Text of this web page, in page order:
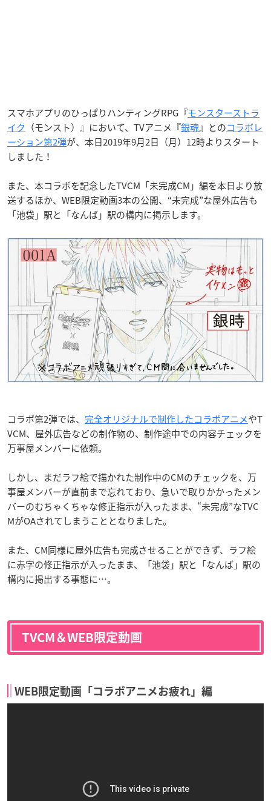
スマホアプリのひっぱりハンティングRPG『モンスターストラ
イク （モンスト）』において、TVアニメ『銀魂』とのコラボレ
ーション第2弾が、本日2019年9月2日（月）12時よりスタート
しました！
また、本コラボを記念したTVCM「未完成CM」編を本日より放
送するほか、WEB限定動画3本の公開、“未完成”な屋外広告も
「池袋」駅と「なんば」駅の構内に掲示します。
コラボ第2弾では、 完全オリジナルで制作したコラボアニメやT
VCM、屋外広告などの制作物の、制作途中での内容チェックを
万事屋メンバーに依頼。
しかし、まだラフ絵で描かれた制作中のCMのチェックを、万
事屋メンバーが直前まで忘れており、急いで取りかかったメン
バーのむちゃくちゃな修正指示が入ったまま、“未完成”なTVC
MがOAされてしまうこととなりました。
また、CM同様に屋外広告も完成させることができず、ラフ絵
に赤字の修正指示が入ったまま、「池袋」駅と「なんば」駅の
構内に掲出する事態に…。
TVCM＆WEB限定動画
WEB限定動画「コラボアニメお疲れ」編